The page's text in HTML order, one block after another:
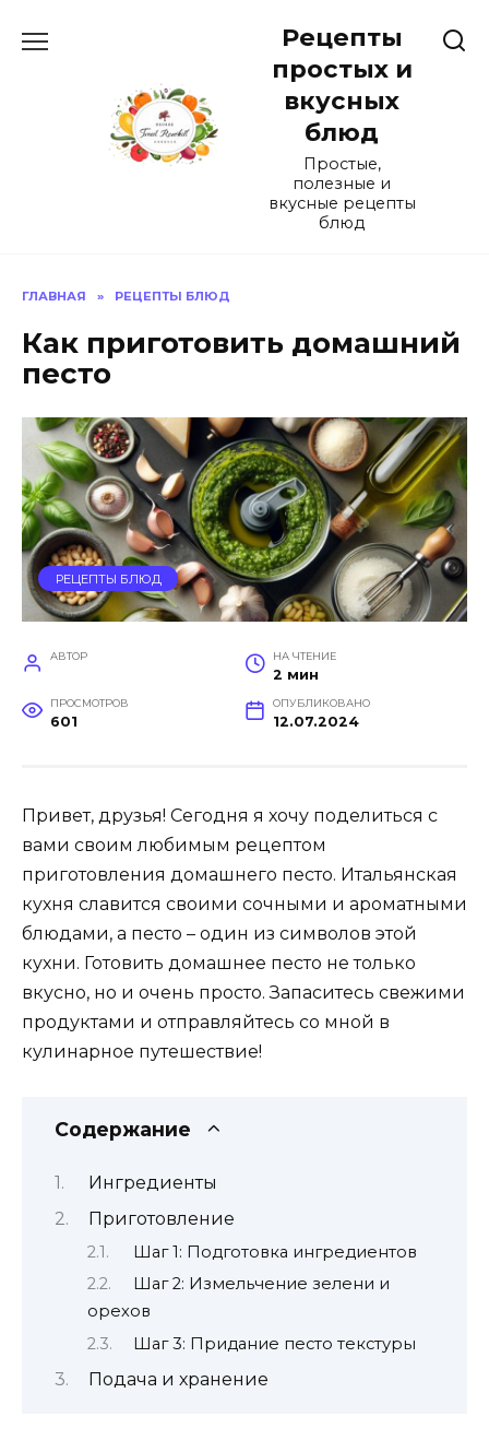
Рецепты
простых и
вкусных
блюд
Простые,
полезные и
вкусные рецепты
блюд
ГЛАВНАЯ » РЕЦЕПТЫ БЛЮД
Как приготовить домашний
песто
РЕЦЕПТЫ БЛЮД
АВТОР НА ЧТЕНИЕ
2 мин
ПРОСМОТРОВ
601
ОПУБЛИКОВАНО
12.07.2024
Привет, друзья! Сегодня я хочу поделиться с
вами своим любимым рецептом
приготовления домашнего песто. Итальянская
кухня славится своими сочными и ароматными
блюдами, а песто – один из символов этой
кухни. Готовить домашнее песто не только
вкусно, но и очень просто. Запаситесь свежими
продуктами и отправляйтесь со мной в
кулинарное путешествие!
Содержание
Ингредиенты
Приготовление
Шаг 1: Подготовка ингредиентов
Шаг 2: Измельчение зелени и
орехов
Шаг 3: Придание песто текстуры
Подача и хранение